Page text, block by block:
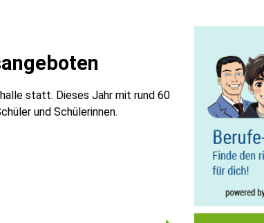
statt. Dieses Jahr mit rund 60
und Schülerinnen.